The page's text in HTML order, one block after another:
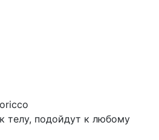
телу, подойдут к любому